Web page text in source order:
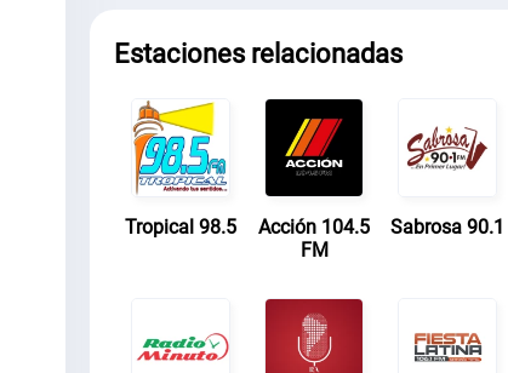
Estaciones relacionadas
Tropical 98.5
Acción 104.5
FM
Sabrosa 90.1